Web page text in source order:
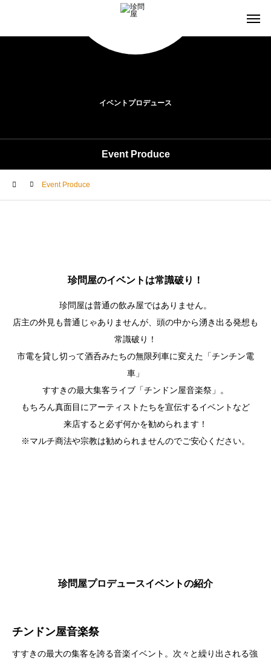
イベントプロデュース
Event Produce
Event Produce
珍問屋のイベントは常識破り！
珍問屋は普通の飲み屋ではありません。
店主の外見も普通じゃありませんが、頭の中から湧き出る発想も
常識破り！
市電を貸し切って酒呑みたちの無限列車に変えた「チンチン電
車」
すすきの最大集客ライブ「チンドン屋音楽祭」。
もちろん真面目にアーティストたちを宣伝するイベントなど
来店すると必ず何かを勧められます！
※マルチ商法や宗教は勧められませんのでご安心ください。
珍問屋プロデュースイベントの紹介
チンドン屋音楽祭
すすきの最大の集客を誇る音楽イベント。次々と繰り出される強